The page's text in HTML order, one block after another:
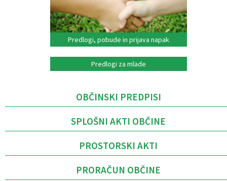
Predlogi, pobude in prijava napak
Predlogi za mlade
OBČINSKI PREDPISI
SPLOŠNI AKTI OBČINE
PROSTORSKI AKTI
PRORAČUN OBČINE